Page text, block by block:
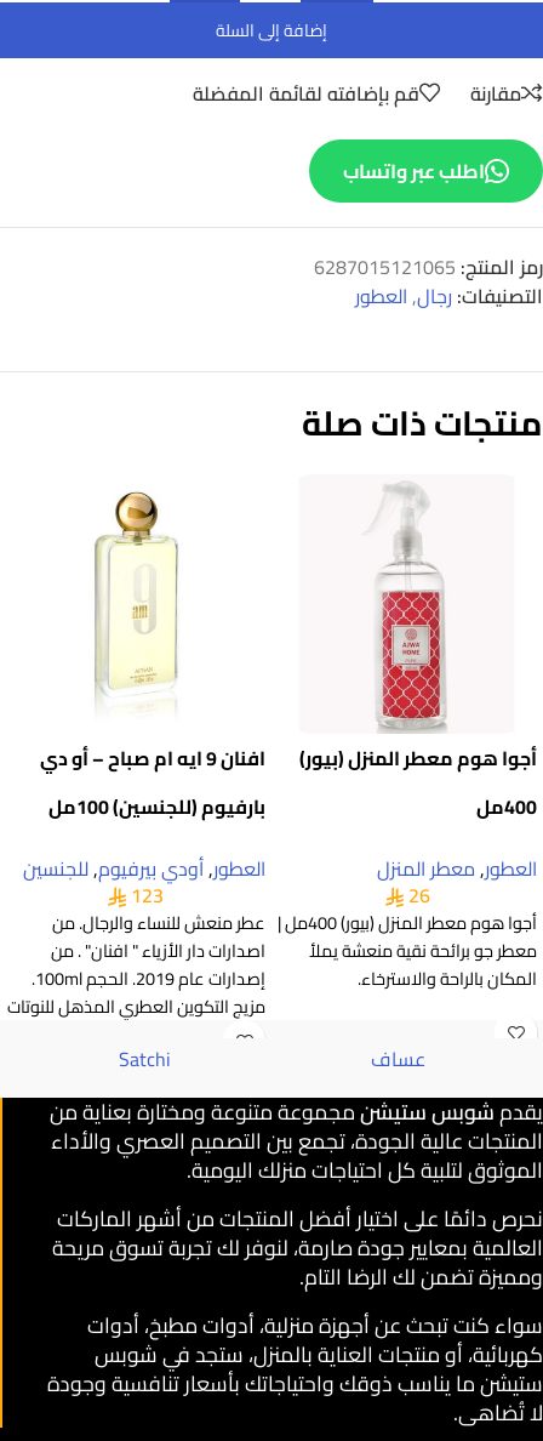
إضافة إلى السلة
مقارنة قم بإضافته لقائمة المفضلة
اطلب عبر واتساب
رمز المنتج: 6287015121065
التصنيفات: رجال,العطور
منتجات ذات صلة
أجوا هوم معطر المنزل (بيور)
400مل
العطور,معطر المنزل
26
أجوا هوم معطر المنزل (بيور) 400مل |
معطر جو برائحة نقية منعشة يملأ
المكان بالراحة والاسترخاء.
افنان 9 ايه ام صباح – أو دي
بارفيوم (للجنسين) 100مل
العطور,أودي بيرفيوم,للجنسين
123
عطر منعش للنساء والرجال. من
اصدارات دار الأزياء " افنان" . من
إصدارات عام 2019. الحجم 100ml.
مزيج التكوين العطري المذهل للنوتات
العليا من الكباد
عساف Satchi
يقدمشوبس ستيشنمجموعة متنوعة ومختارة بعناية من
المنتجات عالية الجودة، تجمع بين التصميم العصري والأداء
الموثوق لتلبية كل احتياجات منزلك اليومية.
نحرص دائمًا على اختيار أفضل المنتجات من أشهر الماركات
العالمية بمعايير جودة صارمة، لنوفر لك تجربة تسوق مريحة
ومميزة تضمن لك الرضا التام.
سواء كنت تبحث عن أجهزة منزلية، أدوات مطبخ، أدوات
كهربائية، أو منتجات العناية بالمنزل، ستجد في شوبس
ستيشن ما يناسب ذوقك واحتياجاتك بأسعار تنافسية وجودة
لا تُضاهى.